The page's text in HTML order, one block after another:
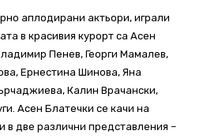
аплодирани актьори, играли
в красивия курорт са Асен
Пенев, Георги Мамалев,
Ернестина Шинова, Яна
Калин Врачански,
Асен Блатечки се качи на
в две различни представления –